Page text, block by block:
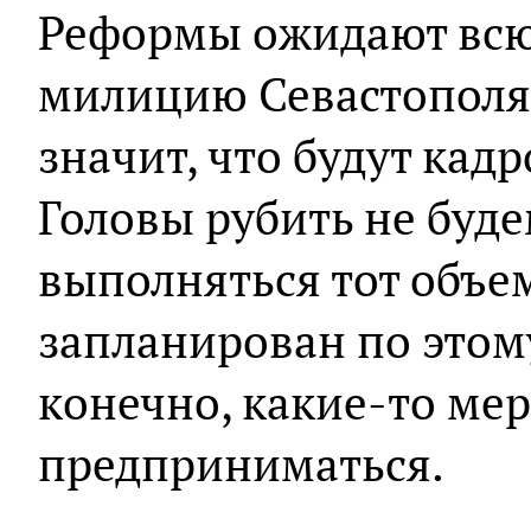
Реформы ожидают
милицию Севастополя
значит, что будут
Головы рубить не
выполняться тот
запланирован по
конечно, какие-то
предприниматься.